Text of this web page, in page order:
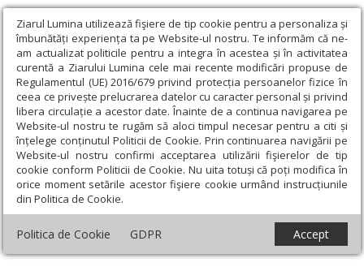
Ziarul Lumina utilizează fişiere de tip cookie pentru a personaliza și
îmbunătăți experiența ta pe Website-ul nostru. Te informăm că ne-
am actualizat politicile pentru a integra în acestea și în activitatea
curentă a Ziarului Lumina cele mai recente modificări propuse de
Regulamentul (UE) 2016/679 privind protecția persoanelor fizice în
ceea ce privește prelucrarea datelor cu caracter personal și privind
libera circulație a acestor date. Înainte de a continua navigarea pe
Website-ul nostru te rugăm să aloci timpul necesar pentru a citi și
înțelege conținutul Politicii de Cookie. Prin continuarea navigării pe
Website-ul nostru confirmi acceptarea utilizării fişierelor de tip
cookie conform Politicii de Cookie. Nu uita totuși că poți modifica în
orice moment setările acestor fişiere cookie urmând instrucțiunile
din Politica de Cookie.
Politica de Cookie GDPR Accept
Ziarul Lumina › Actualitate religioasă › Știri › Conferinţe
preoţeşti în Episcopia Severinului şi Strehaiei
Conferinţe preoţeşti în Episcopia
Severinului şi Strehaiei
Un articol de:Silviu Dascălu